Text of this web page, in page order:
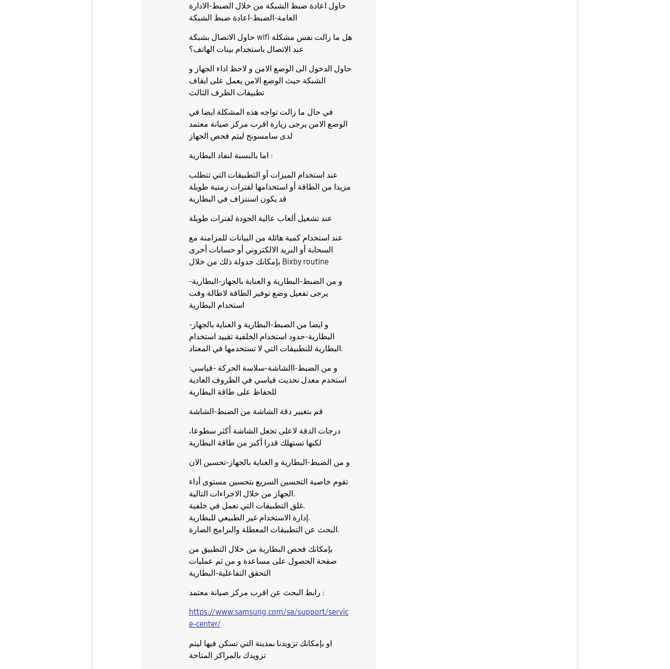
حاول اعادة ضبط الشبكة من خلال الضبط-الادارة
العامة-الضبط-اعادة ضبط الشبكة
حاول الاتصال بشبكة wifi هل ما زالت نفس مشكلة
عند الاتصال باستخدام بينات الهاتف؟
حاول الدخول الى الوضع الامن و لاحظ اداء الجهاز و
الشبكة حيث الوضع الامن يعمل على ايقاف
تطبيقات الطرف الثالث
في حال ما زالت تواجه هذه المشكلة ايضا في
الوضع الامن يرجى زيارة اقرب مركز صيانة معتمد
لدى سامسونج ليتم فحص الجهاز
اما بالنسبة لنفاذ البطارية :
عند استخدام الميزات أو التطبيقات التي تتطلب
مزيدا من الطاقة أو استخدامها لفترات زمنية طويلة
قد يكون استنزاف في البطارية
عند تشغيل ألعاب عالية الجودة لفترات طويلة
عند استخدام كمية هائلة من البيانات للمزامنة مع
السحابة أو البريد الالكتروني أو حسابات أخرى
بإمكانك جدولة ذلك من خلال Bixby routine
و من الضبط-البطارية و العناية بالجهاز-البطارية-
يرجى تفعيل وضع توفير الطاقة لاطالة وقت
استخدام البطارية
و ايضا من الضبط-البطارية و العناية بالجهاز-
البطارية-حدود استخدام الخلفية تقييد استخدام
البطارية للتطبيقات التي لا تستخدمها في المعتاد.
و من الضبط-االشاشة-سلاسة الحركة -قياسي:
استخدم معدل تحديث قياسي في الظروف العادية
للحفاظ على طاقة البطارية
قم بتغيير دقة الشاشة من الضبط-الشاشة
درجات الدقة لاعلى تجعل الشاشة أكثر سطوعا،
لكنها تستهلك قدرا أكبر من طاقة البطارية
و من الضبط-البطارية و العناية بالجهاز-تحسين الان
تقوم خاصية التحسين السريع بتحسين مستوى أداء
الجهاز من خلال الاجراءات التالية.
غلق التطبيقات التي تعمل في خلفية.
إدارة الاستخدام غير الطبيعي للبطارية.
البحث عن التطبيقات المعطلة والبرامج الضارة.
بإمكانك فحص البطارية من خلال التطبيق من
صفحة الحصول على مساعدة و من ثم عمليات
التحقق التفاعلية-البطارية
رابط البحث عن اقرب مركز صيانة معتمد :
https://www.samsung.com/sa/support/servic
e-center/
او بإمكانك تزويدنا بمدينة التي تسكن فيها ليتم
تزويدك بالمراكز المتاحة